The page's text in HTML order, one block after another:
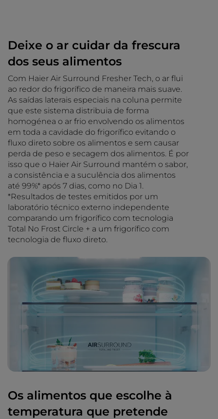
Deixe o ar cuidar da frescura
dos seus alimentos
Com Haier Air Surround Fresher Tech, o ar flui
ao redor do frigorífico de maneira mais suave.
As saídas laterais especiais na coluna permite
que este sistema distribuia de forma
homogénea o ar frio envolvendo os alimentos
em toda a cavidade do frigorífico evitando o
fluxo direto sobre os alimentos e sem causar
perda de peso e secagem dos alimentos. É por
isso que o Haier Air Surround mantém o sabor,
a consistência e a suculência dos alimentos
até 99%* após 7 dias, como no Dia 1.
*Resultados de testes emitidos por um
laboratório técnico externo independente
comparando um frigorífico com tecnologia
Total No Frost Circle + a um frigorífico com
tecnologia de fluxo direto.
Os alimentos que escolhe à
temperatura que pretende